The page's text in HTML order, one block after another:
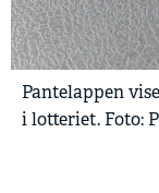
Pantelappen
i lotteriet. Foto: